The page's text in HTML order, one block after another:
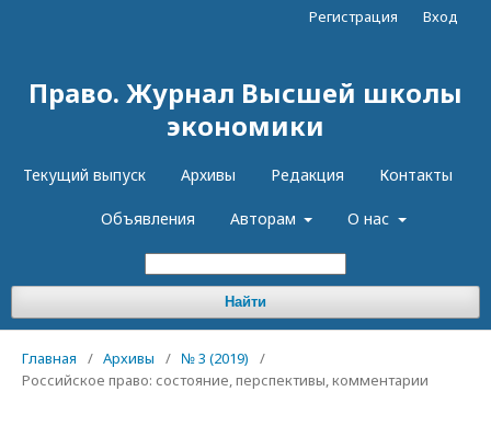
Право. Журнал Высшей школы
экономики
Текущий выпуск Архивы Редакция Контакты
Объявления Авторам О нас
Найти
Регистрация Вход
Главная / Архивы / № 3 (2019)
/
Российское право: состояние, перспективы, комментарии